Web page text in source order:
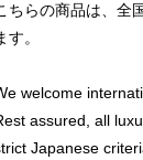
ちらの商品は、全
す。
welcome
assured, all
Japanese